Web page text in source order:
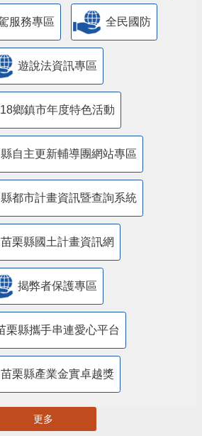
服務專區 全民國防
遊說法資訊專區
18鄉鎮市年度特色活動
自主更新輔導團網站專區
都市計畫資訊暨查詢系統
苗栗縣國土計畫資訊網
揭弊者保護專區
栗縣攜手串連愛心平台
苗栗縣產業金實卓越獎
更多